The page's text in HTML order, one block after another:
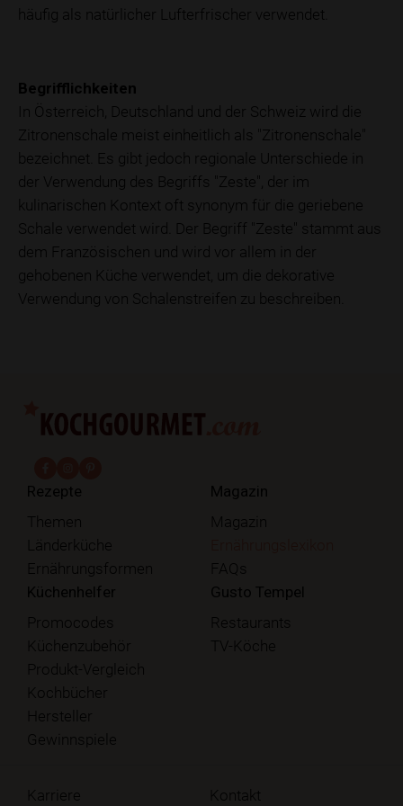
häufig als natürlicher Lufterfrischer verwendet.
Begrifflichkeiten
In Österreich, Deutschland und der Schweiz wird die
Zitronenschale meist einheitlich als "Zitronenschale"
bezeichnet. Es gibt jedoch regionale Unterschiede in
der Verwendung des Begriffs "Zeste", der im
kulinarischen Kontext oft synonym für die geriebene
Schale verwendet wird. Der Begriff "Zeste" stammt aus
dem Französischen und wird vor allem in der
gehobenen Küche verwendet, um die dekorative
Verwendung von Schalenstreifen zu beschreiben.
Rezepte
Themen
Länderküche
Ernährungsformen
Magazin
Magazin
FAQs
Küchenhelfer
Promocodes
Küchenzubehör
Produkt-Vergleich
Kochbücher
Hersteller
Gewinnspiele
Gusto Tempel
Restaurants
TV-Köche
Karriere Kontakt